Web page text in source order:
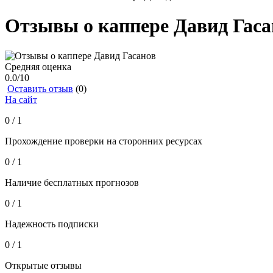
Отзывы о каппере Давид
Средняя оценка
0.0/10
Оставить отзыв (0)
На сайт
0 / 1
Прохождение проверки на сторонних ресурсах
0 / 1
Наличие бесплатных прогнозов
0 / 1
Надежность подписки
0 / 1
Открытые отзывы